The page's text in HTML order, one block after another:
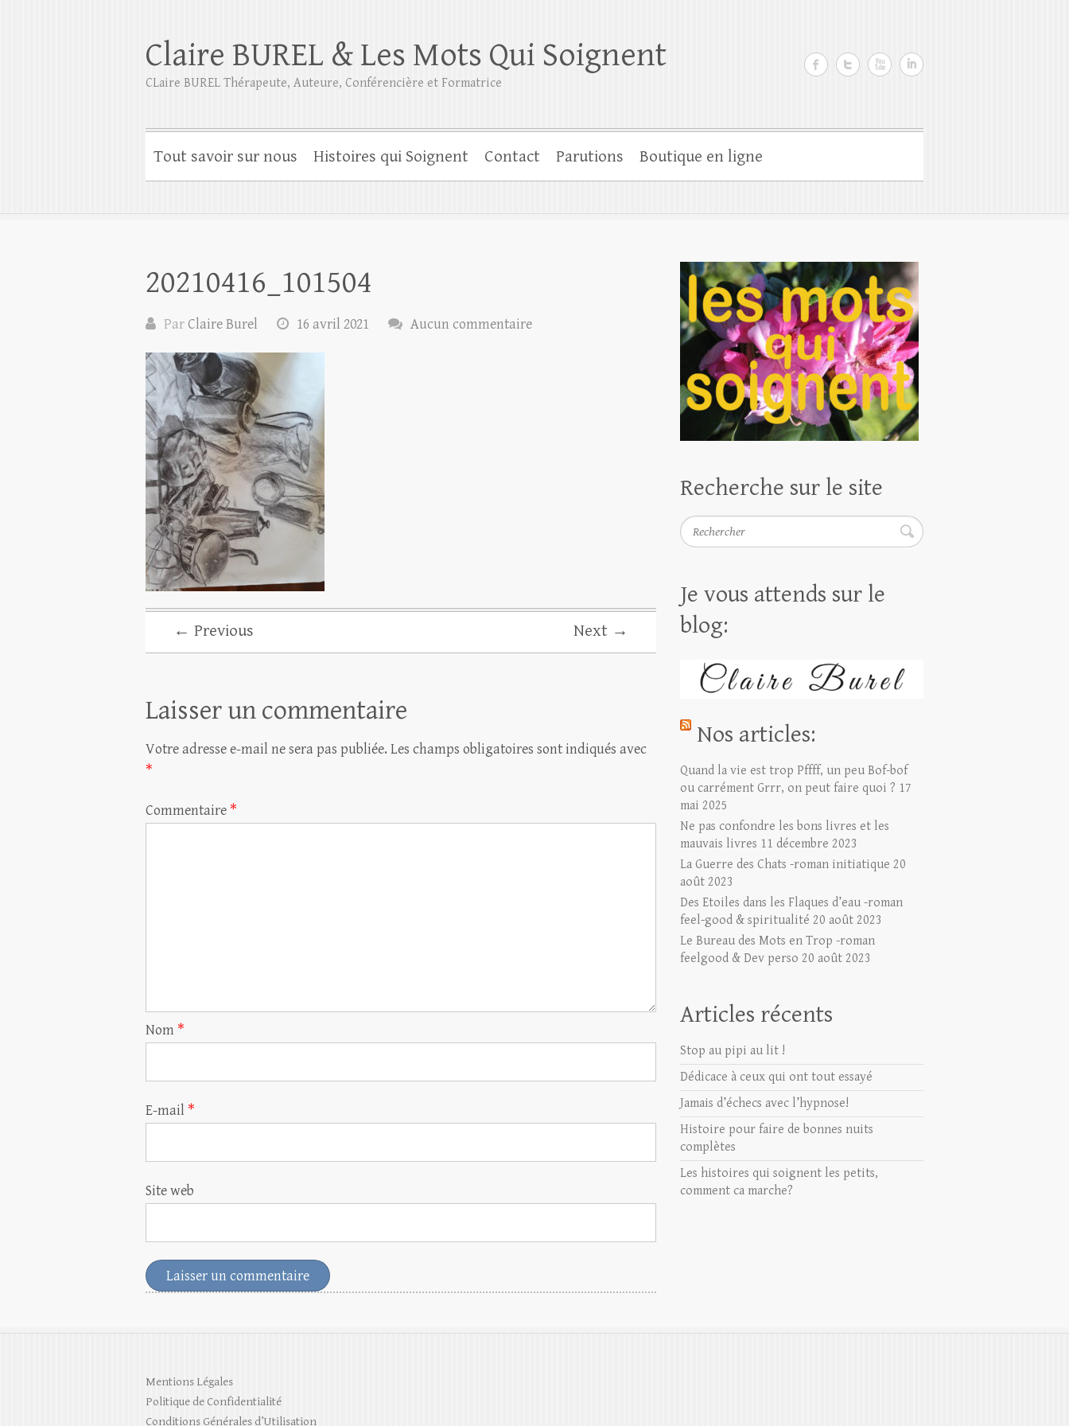
Claire BUREL & Les Mots Qui Soignent
CLaire BUREL Thérapeute, Auteure, Conférencière et Formatrice
Tout savoir sur nous Histoires qui Soignent Contact Parutions Boutique en ligne
20210416_101504
ParClaire Burel 16 avril 2021 Aucun commentaire
← Previous Next →
Laisser un commentaire
Votre adresse e-mail ne sera pas publiée. Les champs obligatoires sont indiqués avec
*
Commentaire *
Nom *
E-mail *
Site web
Recherche sur le site
Rechercher
Je vous attends sur le
blog:
Nos articles:
Quand la vie est trop Pffff, un peu Bof-bof
ou carrément Grrr, on peut faire quoi ? 17
mai 2025
Ne pas confondre les bons livres et les
mauvais livres 11 décembre 2023
La Guerre des Chats -roman initiatique 20
août 2023
Des Etoiles dans les Flaques d’eau -roman
feel-good & spiritualité 20 août 2023
Le Bureau des Mots en Trop -roman
feelgood & Dev perso 20 août 2023
Articles récents
Stop au pipi au lit !
Dédicace à ceux qui ont tout essayé
Jamais d’échecs avec l’hypnose!
Histoire pour faire de bonnes nuits
complètes
Les histoires qui soignent les petits,
comment ca marche?
Mentions Légales
Politique de Confidentialité
Conditions Générales d’Utilisation